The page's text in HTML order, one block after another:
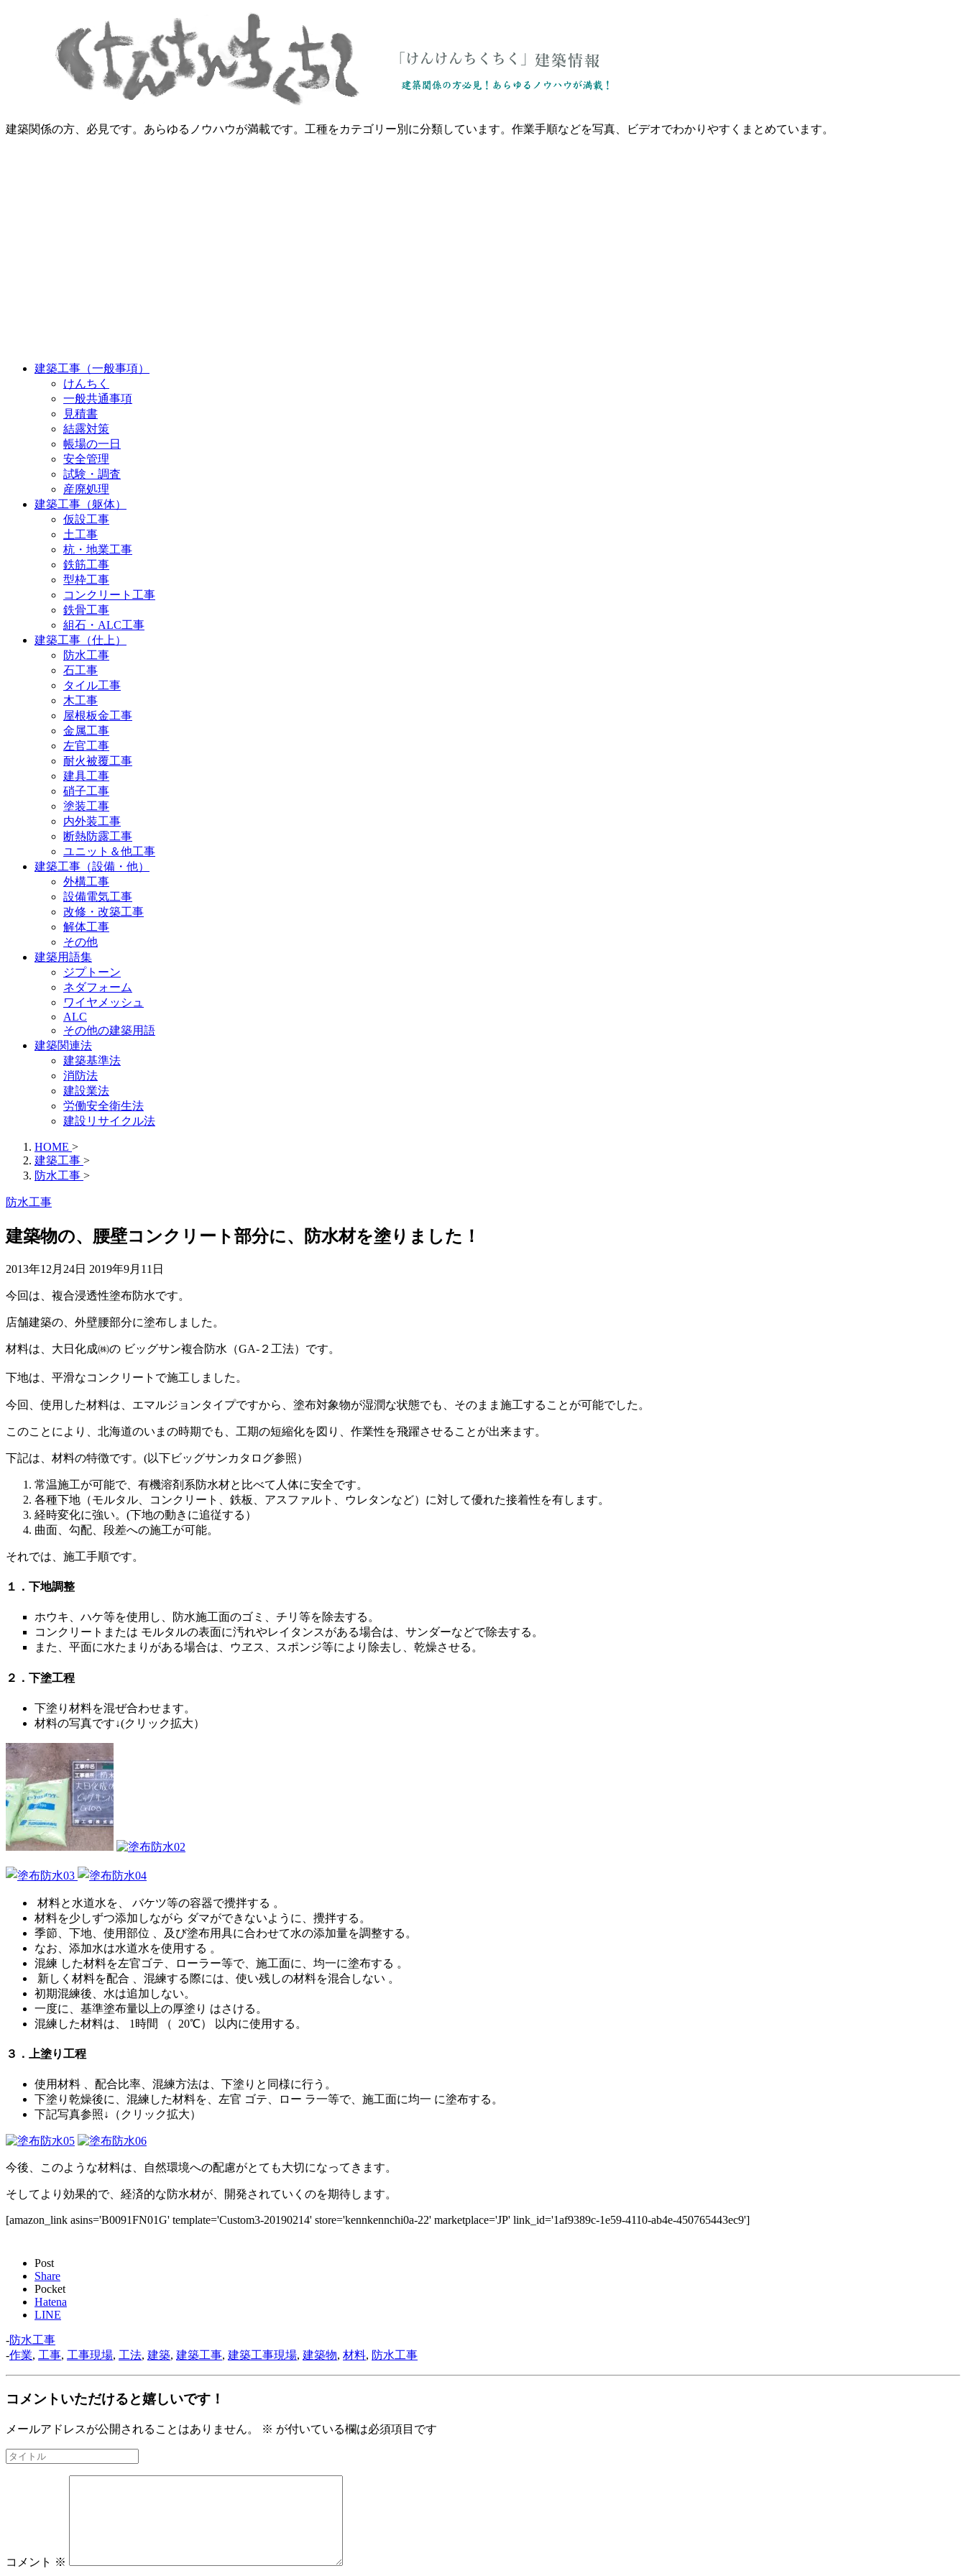
建築関係の方、必見です。あらゆるノウハウが満載です。工種をカテゴリー別に分類しています。作業手順などを写真、ビデオでわかりやすくまとめています。
建築工事（一般事項）
けんちく
一般共通事項
見積書
結露対策
帳場の一日
安全管理
試験・調査
産廃処理
建築工事（躯体）
仮設工事
土工事
杭・地業工事
鉄筋工事
型枠工事
コンクリート工事
鉄骨工事
組石・ALC工事
建築工事（仕上）
防水工事
石工事
タイル工事
木工事
屋根板金工事
金属工事
左官工事
耐火被覆工事
建具工事
硝子工事
塗装工事
内外装工事
断熱防露工事
ユニット＆他工事
建築工事（設備・他）
外構工事
設備電気工事
改修・改築工事
解体工事
その他
建築用語集
ジプトーン
ネダフォーム
ワイヤメッシュ
ALC
その他の建築用語
建築関連法
建築基準法
消防法
建設業法
労働安全衛生法
建設リサイクル法
HOME >
建築工事 >
防水工事 >
防水工事
建築物の、腰壁コンクリート部分に、防水材を塗りました！
2013年12月24日 2019年9月11日
今回は、複合浸透性塗布防水です。
店舗建築の、外壁腰部分に塗布しました。
材料は、大日化成㈱の ビッグサン複合防水（GA-２工法）です。
下地は、平滑なコンクリートで施工しました。
今回、使用した材料は、エマルジョンタイプですから、塗布対象物が湿潤な状態でも、そのまま施工することが可能でした。
このことにより、北海道のいまの時期でも、工期の短縮化を図り、作業性を飛躍させることが出来ます。
下記は、材料の特徴です。(以下ビッグサンカタログ参照）
常温施工が可能で、有機溶剤系防水材と比べて人体に安全です。
各種下地（モルタル、コンクリート、鉄板、アスファルト、ウレタンなど）に対して優れた接着性を有します。
経時変化に強い。(下地の動きに追従する）
曲面、勾配、段差への施工が可能。
それでは、施工手順です。
１．下地調整
ホウキ、ハケ等を使用し、防水施工面のゴミ、チリ等を除去する。
コンクリートまたは モルタルの表面に汚れやレイタンスがある場合は、サンダーなどで除去する。
また、平面に水たまりがある場合は、ウヱス、スポンジ等により除去し、乾燥させる。
２．下塗工程
下塗り材料を混ぜ合わせます。
材料の写真です↓(クリック拡大）
材料と水道水を、 バケツ等の容器で攪拌する 。
材料を少しずつ添加しながら ダマができないように、攪拌する。
季節、下地、使用部位 、及び塗布用具に合わせて水の添加量を調整する。
なお、添加水は水道水を使用する 。
混練 した材料を左官ゴテ、ローラー等で、施工面に、均一に塗布する 。
新しく材料を配合 、混練する際には、使い残しの材料を混合しない 。
初期混練後、水は追加しない。
一度に、基準塗布量以上の厚塗り はさける。
混練した材料は、 1時間 （ 20℃） 以内に使用する。
３．上塗り工程
使用材料 、配合比率、混練方法は、下塗りと同様に行う。
下塗り乾燥後に、混練した材料を、左官 ゴテ、ロー ラ一等で、施工面に均一 に塗布する。
下記写真参照↓（クリック拡大）
今後、このような材料は、自然環境への配慮がとても大切になってきます。
そしてより効果的で、経済的な防水材が、開発されていくのを期待します。
[amazon_link asins='B0091FN01G' template='Custom3-20190214' store='kennkennchi0a-22' marketplace='JP' link_id='1af9389c-1e59-4110-ab4e-450765443ec9']
Post
Share
Pocket
Hatena
LINE
-防水工事
-作業, 工事, 工事現場, 工法, 建築, 建築工事, 建築工事現場, 建築物, 材料, 防水工事
コメントいただけると嬉しいです！
メールアドレスが公開されることはありません。 ※ が付いている欄は必須項目です
コメント ※